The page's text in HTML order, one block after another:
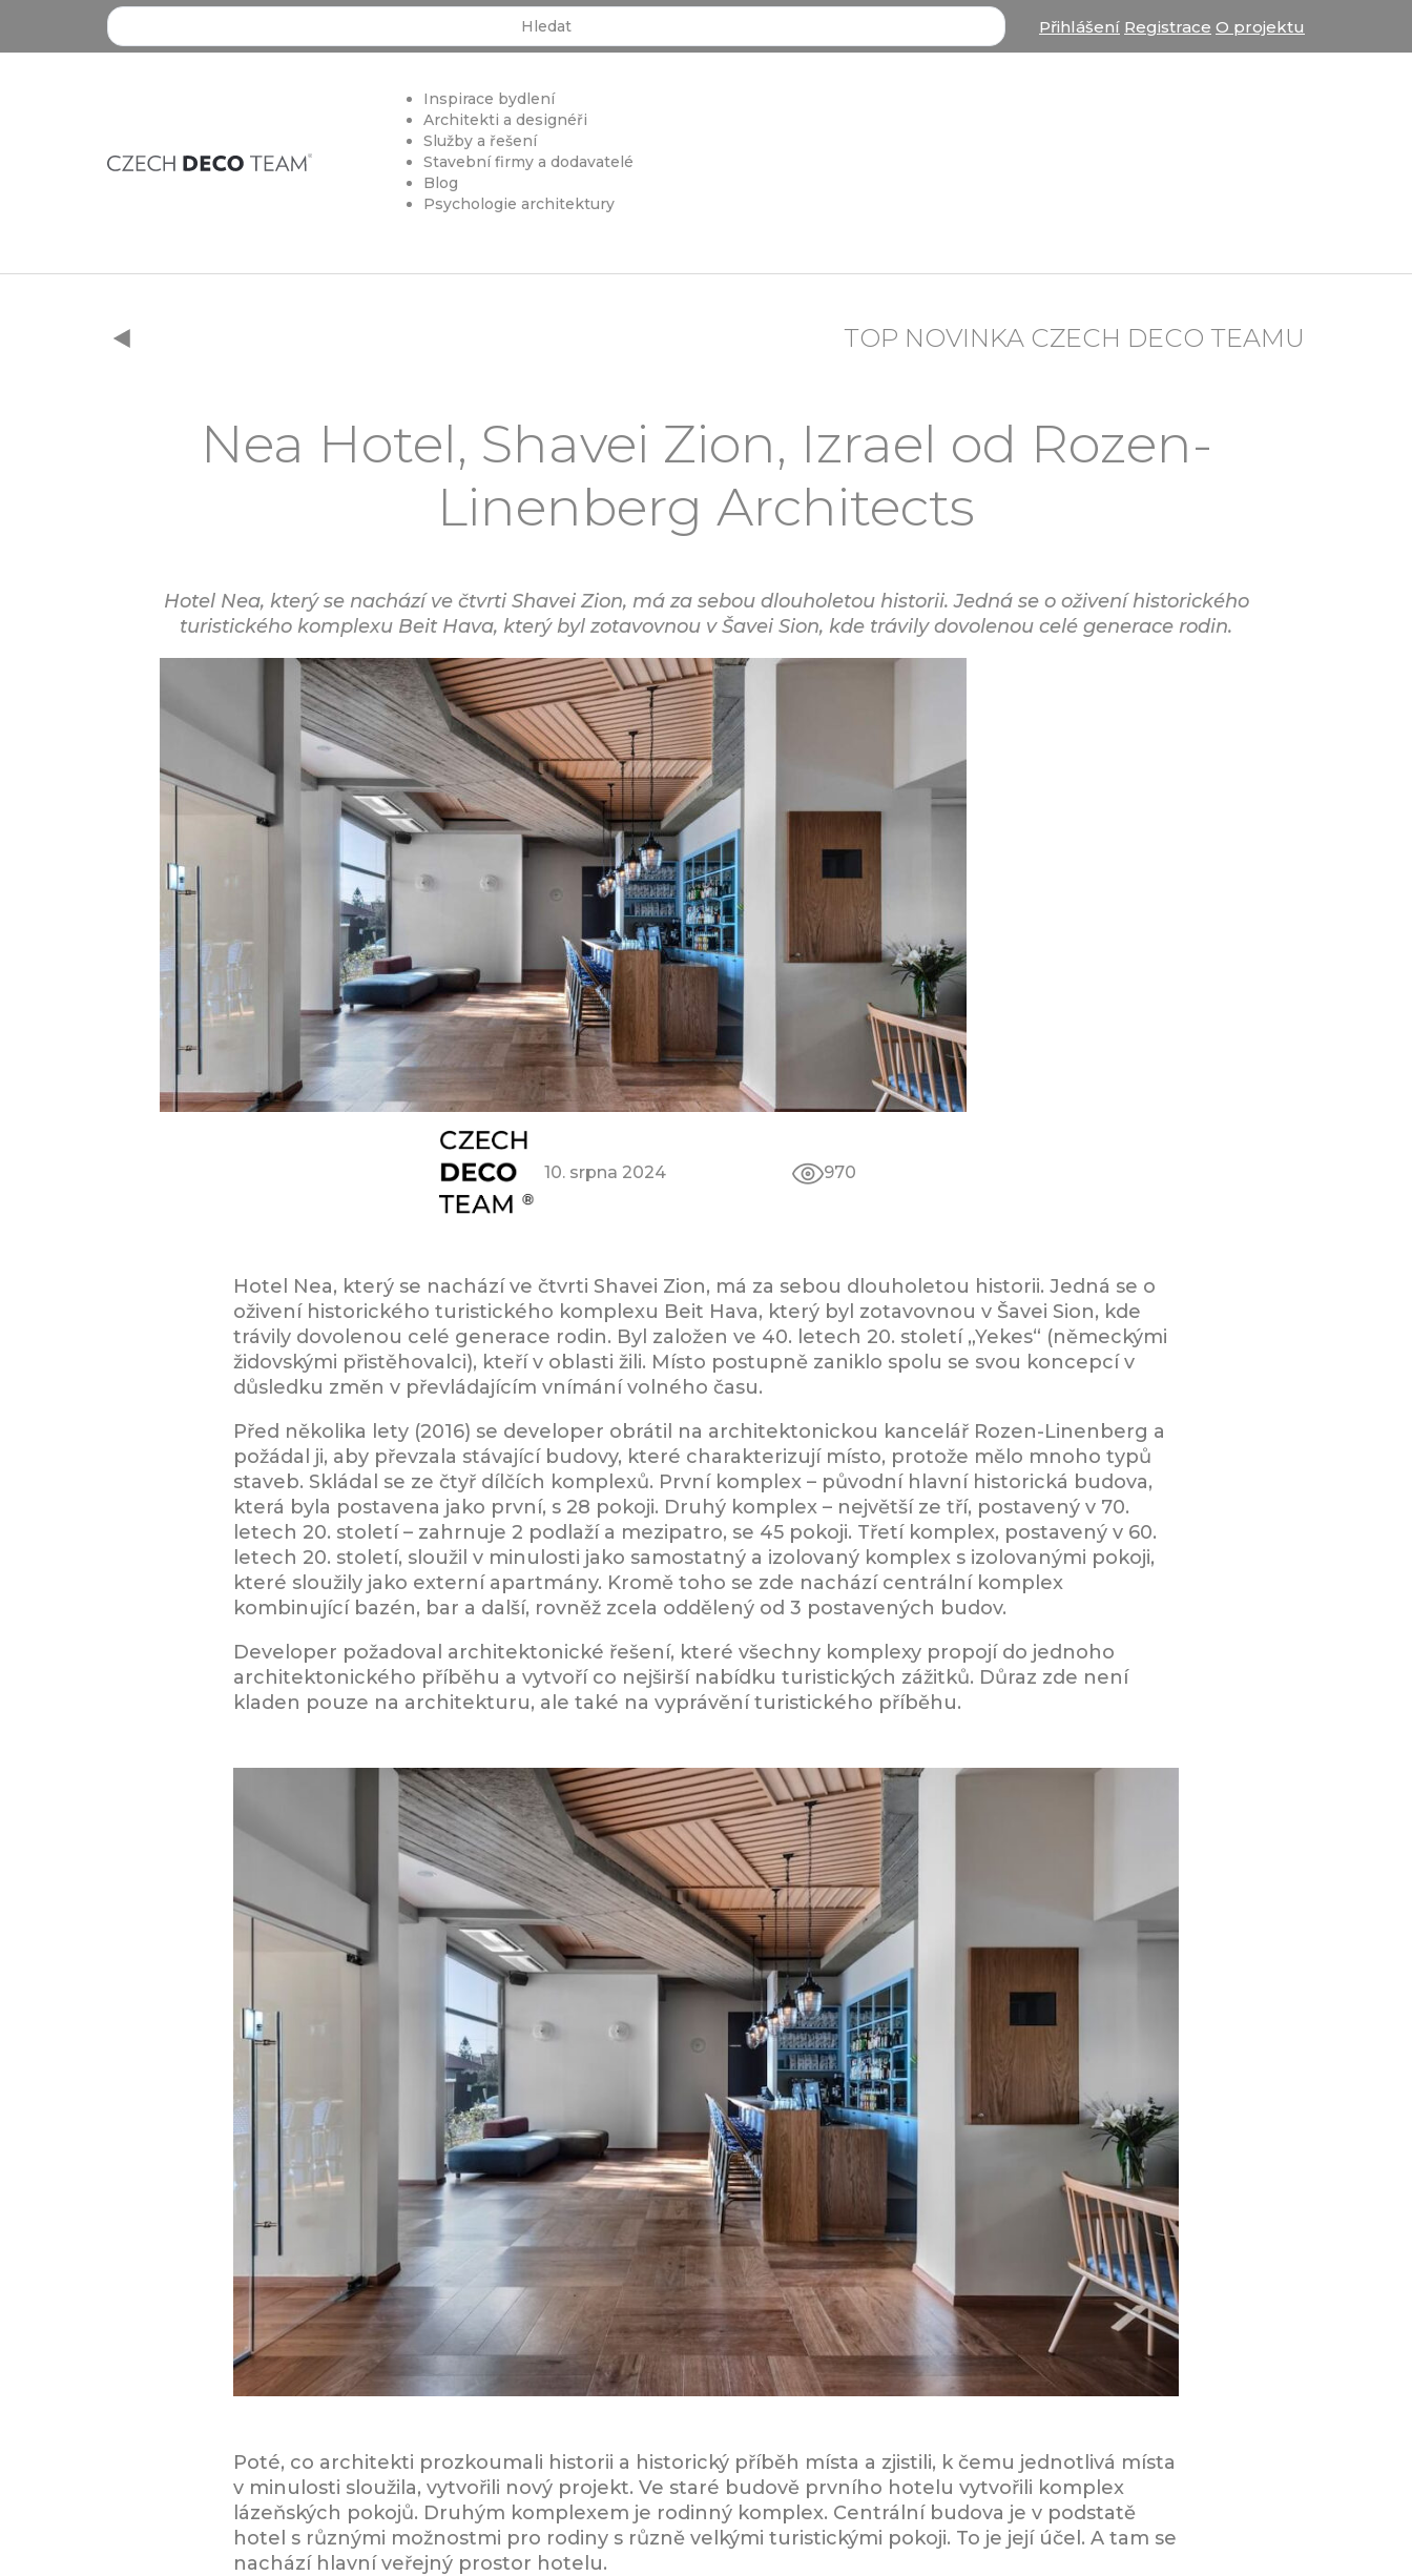
Search ... Přihlášení Registrace O projektu
Inspirace bydlení
Architekti a designéři
Služby a řešení
Stavební firmy a dodavatelé
Blog
Psychologie architektury
TOP NOVINKA CZECH DECO TEAMU
Nea Hotel, Shavei Zion, Izrael od Rozen-
Linenberg Architects
Hotel Nea, který se nachází ve čtvrti Shavei Zion, má za sebou dlouholetou historii. Jedná se o oživení historického
turistického komplexu Beit Hava, který byl zotavovnou v Šavei Sion, kde trávily dovolenou celé generace rodin.
10. srpna 2024 970
Hotel Nea, který se nachází ve čtvrti Shavei Zion, má za sebou dlouholetou historii. Jedná se o
oživení historického turistického komplexu Beit Hava, který byl zotavovnou v Šavei Sion, kde
trávily dovolenou celé generace rodin. Byl založen ve 40. letech 20. století „Yekes“ (německými
židovskými přistěhovalci), kteří v oblasti žili. Místo postupně zaniklo spolu se svou koncepcí v
důsledku změn v převládajícím vnímání volného času.
Před několika lety (2016) se developer obrátil na architektonickou kancelář Rozen-Linenberg a
požádal ji, aby převzala stávající budovy, které charakterizují místo, protože mělo mnoho typů
staveb. Skládal se ze čtyř dílčích komplexů. První komplex – původní hlavní historická budova,
která byla postavena jako první, s 28 pokoji. Druhý komplex – největší ze tří, postavený v 70.
letech 20. století – zahrnuje 2 podlaží a mezipatro, se 45 pokoji. Třetí komplex, postavený v 60.
letech 20. století, sloužil v minulosti jako samostatný a izolovaný komplex s izolovanými pokoji,
které sloužily jako externí apartmány. Kromě toho se zde nachází centrální komplex
kombinující bazén, bar a další, rovněž zcela oddělený od 3 postavených budov.
Developer požadoval architektonické řešení, které všechny komplexy propojí do jednoho
architektonického příběhu a vytvoří co nejširší nabídku turistických zážitků. Důraz zde není
kladen pouze na architekturu, ale také na vyprávění turistického příběhu.
Poté, co architekti prozkoumali historii a historický příběh místa a zjistili, k čemu jednotlivá místa
v minulosti sloužila, vytvořili nový projekt. Ve staré budově prvního hotelu vytvořili komplex
lázeňských pokojů. Druhým komplexem je rodinný komplex. Centrální budova je v podstatě
hotel s různými možnostmi pro rodiny s různě velkými turistickými pokoji. To je její účel. A tam se
nachází hlavní veřejný prostor hotelu.